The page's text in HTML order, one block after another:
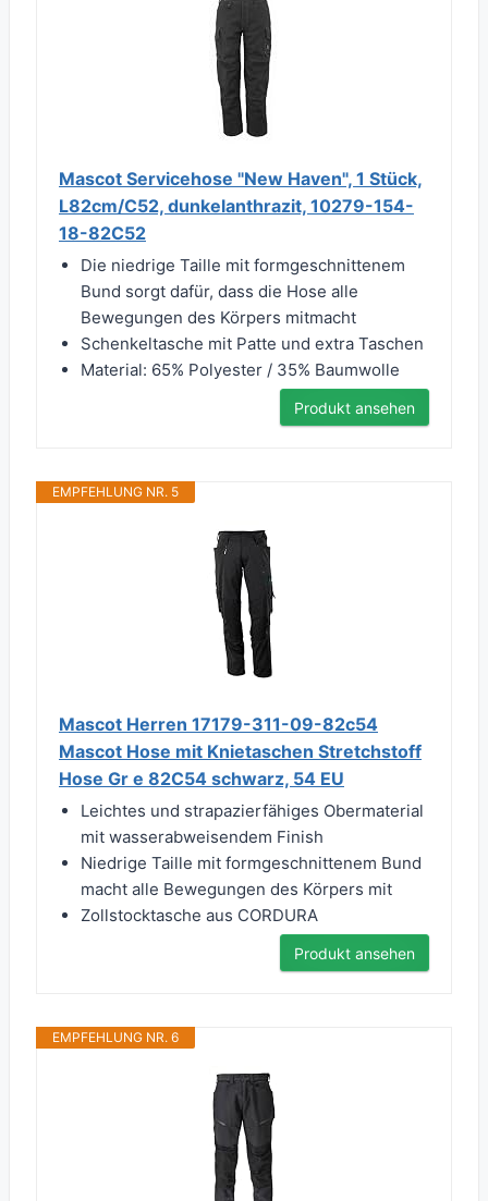
Mascot Servicehose "New Haven", 1 Stück,
L82cm/C52, dunkelanthrazit, 10279-154-
18-82C52
Die niedrige Taille mit formgeschnittenem
Bund sorgt dafür, dass die Hose alle
Bewegungen des Körpers mitmacht
Schenkeltasche mit Patte und extra Taschen
Material: 65% Polyester / 35% Baumwolle
Produkt ansehen
EMPFEHLUNG NR. 5
Mascot Herren 17179-311-09-82c54
Mascot Hose mit Knietaschen Stretchstoff
Hose Gr e 82C54 schwarz, 54 EU
Leichtes und strapazierfähiges Obermaterial
mit wasserabweisendem Finish
Niedrige Taille mit formgeschnittenem Bund
macht alle Bewegungen des Körpers mit
Zollstocktasche aus CORDURA
Produkt ansehen
EMPFEHLUNG NR. 6